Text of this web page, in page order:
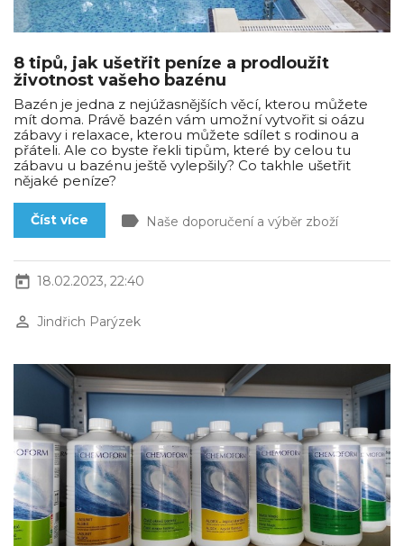
8 tipů, jak ušetřit peníze a prodloužit
životnost vašeho bazénu
Bazén je jedna z nejúžasnějších věcí, kterou můžete
mít doma. Právě bazén vám umožní vytvořit si oázu
zábavy i relaxace, kterou můžete sdílet s rodinou a
přáteli. Ale co byste řekli tipům, které by celou tu
zábavu u bazénu ještě vylepšily? Co takhle ušetřit
nějaké peníze?
Číst více label Naše doporučení a výběr zboží
today 18.02.2023, 22:40
perm_identity Jindřich Parýzek